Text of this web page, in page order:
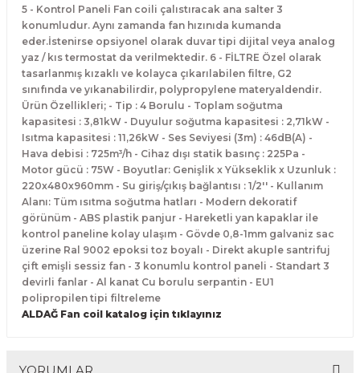
5 - Kontrol Paneli Fan coili çalıstıracak ana salter 3
konumludur. Aynı zamanda fan hızınıda kumanda
eder.İstenirse opsiyonel olarak duvar tipi dijital veya analog
yaz / kıs termostat da verilmektedir. 6 - FİLTRE Özel olarak
tasarlanmış kızaklı ve kolayca çıkarılabilen filtre, G2
sınıfında ve yıkanabilirdir, polypropylene materyaldendir.
Ürün Özellikleri; - Tip : 4 Borulu - Toplam soğutma
kapasitesi : 3,81kW - Duyulur soğutma kapasitesi : 2,71kW -
Isıtma kapasitesi : 11,26kW - Ses Seviyesi (3m) : 46dB(A) -
Hava debisi : 725m³/h - Cihaz dışı statik basınç : 225Pa -
Motor gücü : 75W - Boyutlar: Genişlik x Yükseklik x Uzunluk :
220x480x960mm - Su giriş/çıkış bağlantısı : 1/2'' - Kullanım
Alanı: Tüm ısıtma soğutma hatları - Modern dekoratif
görünüm - ABS plastik panjur - Hareketli yan kapaklar ile
kontrol paneline kolay ulaşım - Gövde 0,8-1mm galvaniz sac
üzerine Ral 9002 epoksi toz boyalı - Direkt akuple santrifuj
çift emişli sessiz fan - 3 konumlu kontrol paneli - Standart 3
devirli fanlar - Al kanat Cu borulu serpantin - EU1
polipropilen tipi filtreleme
ALDAĞ Fan coil katalog için tıklayınız